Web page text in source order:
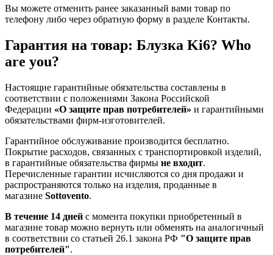
Вы можете отменить ранее заказанный вами товар по
телефону либо через обратную форму в разделе Контакты.
Гарантия на товар: Блузка Ki6? Who
are you?
Настоящие гарантийные обязательства составлены в
соответствии с положениями Закона Российской
Федерации «О защите прав потребителей» и гарантийными
обязательствами фирм-изготовителей.
Гарантийное обслуживание производится бесплатно.
Покрытие расходов, связанных с транспортировкой изделий,
в гарантийные обязательства фирмы не входит.
Перечисленные гарантии исчисляются со дня продажи и
распространяются только на изделия, проданные в
магазине Sottovento.
В течение 14 дней с момента покупки приобретенный в
магазине товар можно вернуть или обменять на аналогичный
в соответствии со статьей 26.1 закона РФ "О защите прав
потребителей".